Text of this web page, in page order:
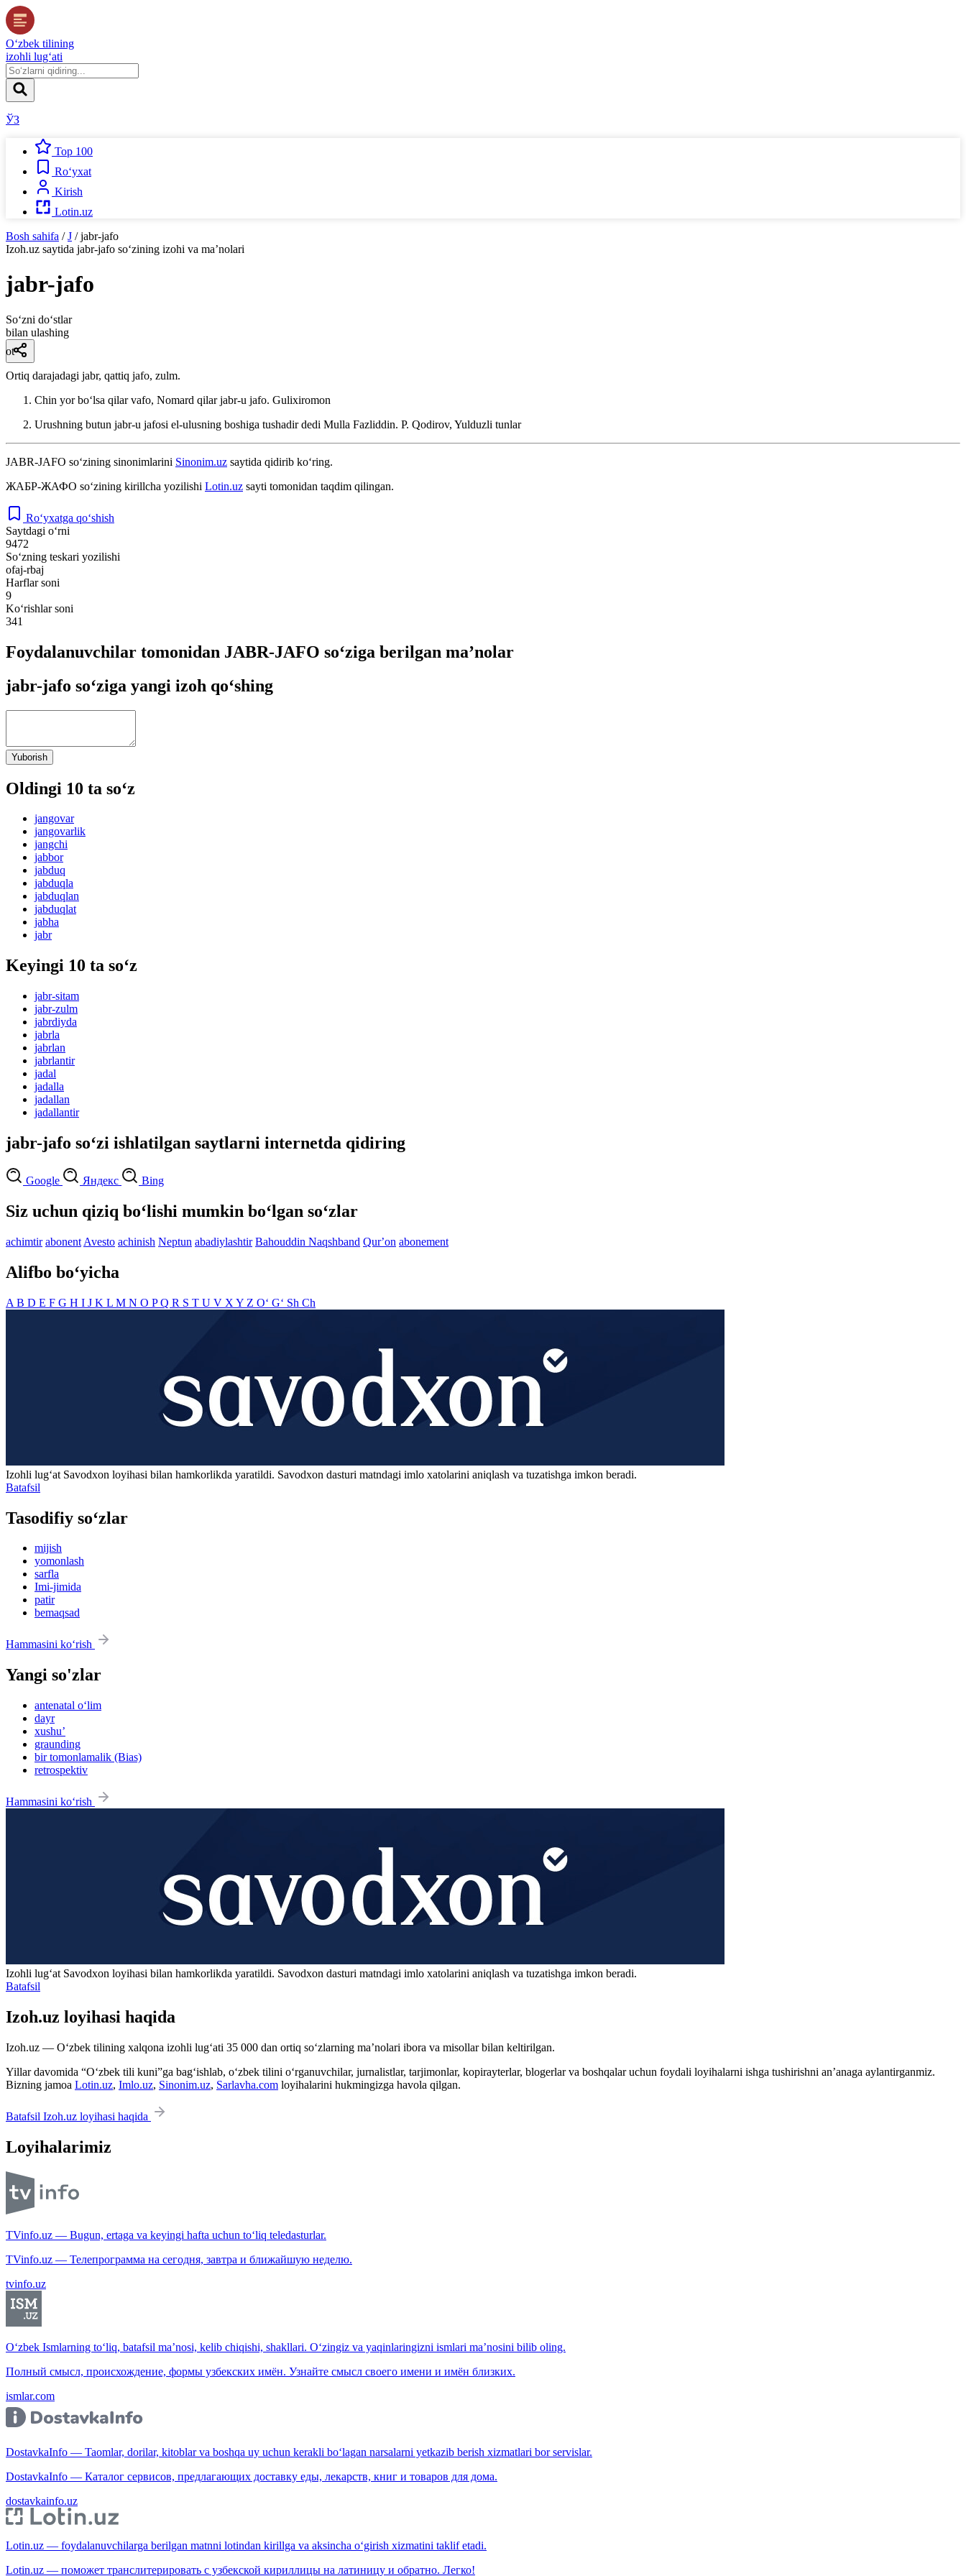
O‘zbek tilining
izohli lug‘ati
ЎЗ
Top 100
Ro‘yxat
Kirish
Lotin.uz
Bosh sahifa / J / jabr-jafo
Izoh.uz saytida jabr-jafo so‘zining izohi va ma’nolari
jabr-jafo
So‘zni do‘stlar
bilan ulashing
ot
Ortiq darajadagi jabr, qattiq jafo, zulm.
Chin yor boʻlsa qilar vafo, Nomard qilar jabr-u jafo. Gulixiromon
Urushning butun jabr-u jafosi el-ulusning boshiga tushadir dedi Mulla Fazliddin. P. Qodirov, Yulduzli tunlar
JABR-JAFO so‘zining sinonimlarini Sinonim.uz saytida qidirib ko‘ring.
ЖАБР-ЖАФО so‘zining kirillcha yozilishi Lotin.uz sayti tomonidan taqdim qilingan.
Ro‘yxatga qo‘shish
Saytdagi o‘rni
9472
So‘zning teskari yozilishi
ofaj-rbaj
Harflar soni
9
Ko‘rishlar soni
341
Foydalanuvchilar tomonidan JABR-JAFO so‘ziga berilgan ma’nolar
jabr-jafo so‘ziga yangi izoh qo‘shing
Yuborish
Oldingi 10 ta so‘z
jangovar
jangovarlik
jangchi
jabbor
jabduq
jabduqla
jabduqlan
jabduqlat
jabha
jabr
Keyingi 10 ta so‘z
jabr-sitam
jabr-zulm
jabrdiyda
jabrla
jabrlan
jabrlantir
jadal
jadalla
jadallan
jadallantir
jabr-jafo so‘zi ishlatilgan saytlarni internetda qidiring
Google Яндекс Bing
Siz uchun qiziq bo‘lishi mumkin bo‘lgan so‘zlar
achimtir abonent Avesto achinish Neptun abadiylashtir Bahouddin Naqshband Qurʼon abonement
Alifbo bo‘yicha
A B D E F G H I J K L M N O PQ R S T U V X Y Z O‘ G‘ Sh Ch
Izohli lugʻat Savodxon loyihasi bilan hamkorlikda yaratildi. Savodxon dasturi matndagi imlo xatolarini aniqlash va tuzatishga imkon beradi.
Batafsil
Tasodifiy so‘zlar
mijish
yomonlash
sarfla
Imi-jimida
patir
bemaqsad
Hammasini ko‘rish
Yangi so'zlar
antenatal o‘lim
dayr
xushu’
graunding
bir tomonlamalik (Bias)
retrospektiv
Hammasini ko‘rish
Izohli lugʻat Savodxon loyihasi bilan hamkorlikda yaratildi. Savodxon dasturi matndagi imlo xatolarini aniqlash va tuzatishga imkon beradi.
Batafsil
Izoh.uz loyihasi haqida
Izoh.uz — O‘zbek tilining xalqona izohli lug‘ati 35 000 dan ortiq so‘zlarning ma’nolari ibora va misollar bilan keltirilgan.
Yillar davomida “O‘zbek tili kuni”ga bag‘ishlab, o‘zbek tilini o‘rganuvchilar, jurnalistlar, tarjimonlar, kopirayterlar, blogerlar va boshqalar uchun foydali loyihalarni ishga tushirishni an’anaga aylantirganmiz.
Bizning jamoa Lotin.uz, Imlo.uz, Sinonim.uz, Sarlavha.com loyihalarini hukmingizga havola qilgan.
Batafsil Izoh.uz loyihasi haqida
Loyihalarimiz
TVinfo.uz — Bugun, ertaga va keyingi hafta uchun to‘liq teledasturlar.
TVinfo.uz — Телепрограмма на сегодня, завтра и ближайшую неделю.
tvinfo.uz
O‘zbek Ismlarning to‘liq, batafsil ma’nosi, kelib chiqishi, shakllari. O‘zingiz va yaqinlaringizni ismlari ma’nosini bilib oling.
Полный смысл, происхождение, формы узбекских имён. Узнайте смысл своего имени и имён близких.
ismlar.com
DostavkaInfo — Taomlar, dorilar, kitoblar va boshqa uy uchun kerakli bo‘lagan narsalarni yetkazib berish xizmatlari bor servislar.
DostavkaInfo — Каталог сервисов, предлагающих доставку еды, лекарств, книг и товаров для дома.
dostavkainfo.uz
Lotin.uz — foydalanuvchilarga berilgan matnni lotindan kirillga va aksincha o‘girish xizmatini taklif etadi.
Lotin.uz — поможет транслитерировать с узбекской кириллицы на латиницу и обратно. Легко!